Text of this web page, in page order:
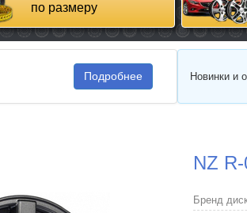
по размеру
Подробнее Новинки и
NZ
Бренд